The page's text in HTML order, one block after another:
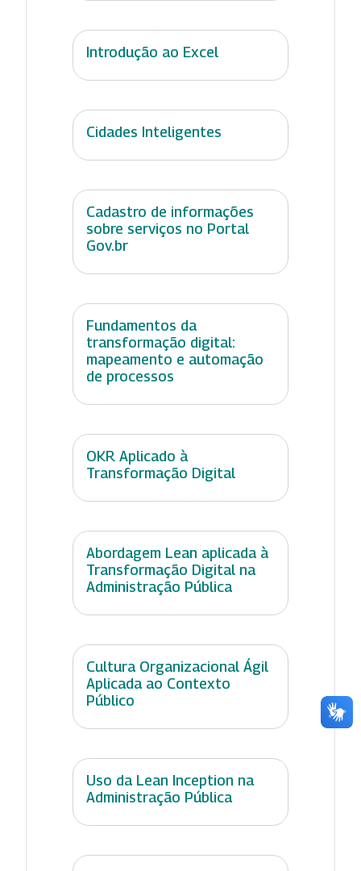
Introdução ao Excel
Cidades Inteligentes
Cadastro de informações
sobre serviços no Portal
Gov.br
Fundamentos da
transformação digital:
mapeamento e automação
de processos
OKR Aplicado à
Transformação Digital
Abordagem Lean aplicada à
Transformação Digital na
Administração Pública
Cultura Organizacional Ágil
Aplicada ao Contexto
Público
Uso da Lean Inception na
Administração Pública